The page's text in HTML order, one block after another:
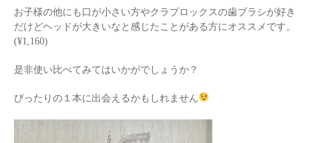
お子様の他にも口が小さい方やクラプロックスの歯ブラシが好き
だけどヘッドが大きいなと感じたことがある方にオススメです。
(¥1,160)
是非使い比べてみてはいかがでしょうか？
ぴったりの１本に出会えるかもしれません